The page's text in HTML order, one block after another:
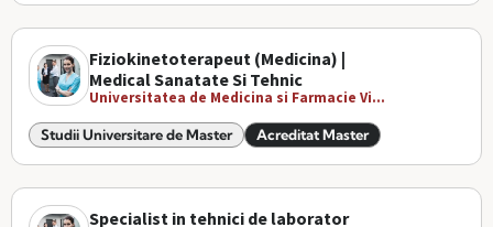
Fiziokinetoterapeut (Medicina) |
Medical Sanatate Si Tehnic
Universitatea de Medicina si Farmacie Vi...
Studii Universitare de Master Acreditat Master
Specialist in tehnici de laborator